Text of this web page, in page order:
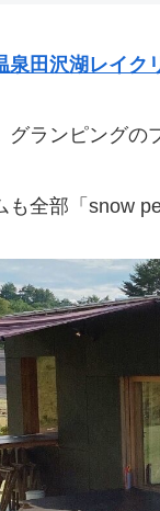
泉田沢湖レイク
ランピングの
も全部「snow